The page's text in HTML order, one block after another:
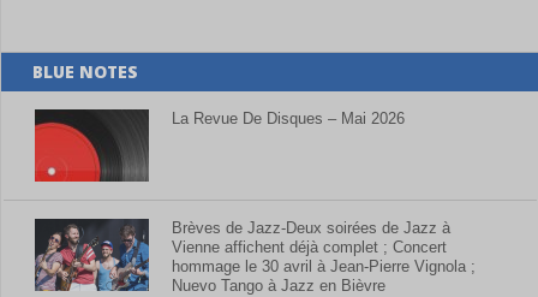
BLUE NOTES
La Revue De Disques – Mai 2026
Brèves de Jazz-Deux soirées de Jazz à
Vienne affichent déjà complet ; Concert
hommage le 30 avril à Jean-Pierre Vignola ;
Nuevo Tango à Jazz en Bièvre